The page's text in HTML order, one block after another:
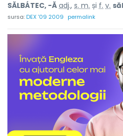
SĂLBÁTEC, -Ă adj., s. m. și f. v.
sursa:DEX '09 2009 permalink